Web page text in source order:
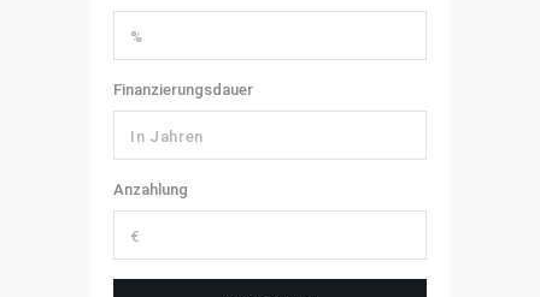
Finanzierungsdauer
Anzahlung